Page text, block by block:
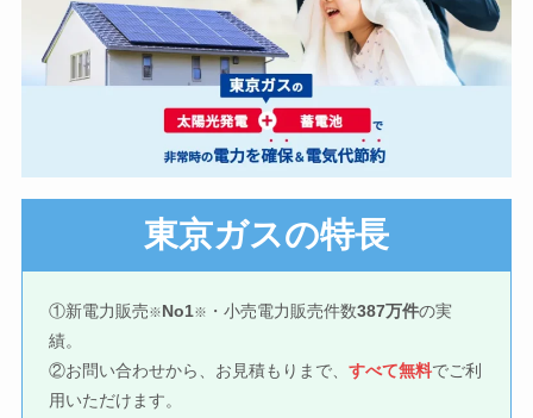
東京ガスの特長
①新電力販売※No1※ ・小売電力販売件数387万件の実
績。
②お問い合わせから、お見積もりまで、すべて無料でご利
用いただけます。